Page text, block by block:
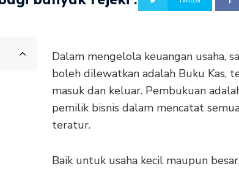
Dalam mengelola keuangan usaha,
boleh dilewatkan adalah Buku Kas,
masuk dan keluar. Pembukuan
pemilik bisnis dalam mencatat
teratur.
Baik untuk usaha kecil maupun